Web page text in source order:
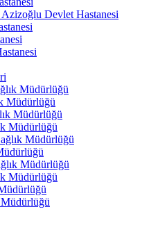
Devlet Hastanesi
Müdürlüğü
Müdürlüğü
Müdürlüğü
Müdürlüğü
Müdürlüğü
Müdürlüğü
Müdürlüğü